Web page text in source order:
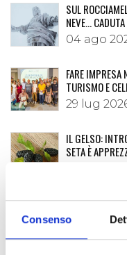
Consenso
SUL
NEVE…
04 ago
FARE IMPRESA
TURISMO E
29 lug
IL GELSO:
SETA È
I MARRONS
DIECI SECOLI